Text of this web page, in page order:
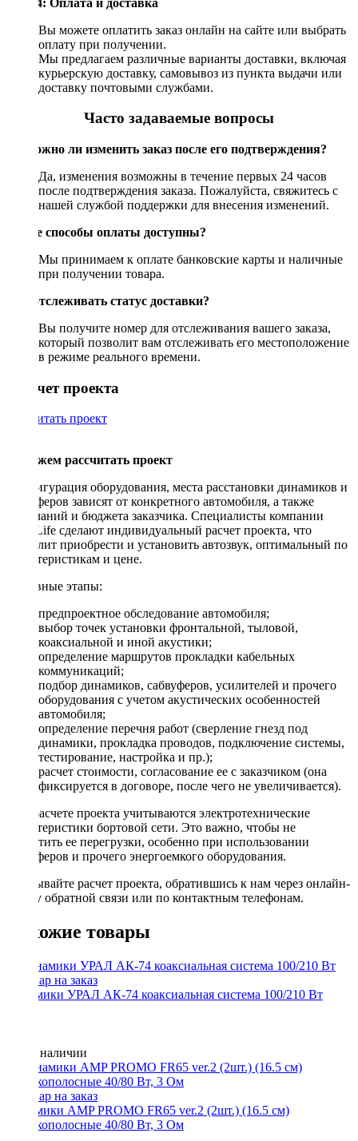
Вы можете оплатить заказ онлайн на сайте или выбрать
оплату при получении.
Мы предлагаем различные варианты доставки, включая
курьерскую доставку, самовывоз из пункта выдачи или
доставку почтовыми службами.
Часто задаваемые вопросы
Возможно ли изменить заказ после его подтверждения?
Да, изменения возможны в течение первых 24 часов
после подтверждения заказа. Пожалуйста, свяжитесь с
нашей службой поддержки для внесения изменений.
Какие способы оплаты доступны?
Мы принимаем к оплате банковские карты и наличные
при получении товара.
Как отслеживать статус доставки?
Вы получите номер для отслеживания вашего заказа,
который позволит вам отслеживать его местоположение
в режиме реального времени.
Рассчет проекта
Рассчитать проект
Поможем рассчитать проект
Конфигурация оборудования, места расстановки динамиков и
сабвуферов зависят от конкретного автомобиля, а также
пожеланий и бюджета заказчика. Специалисты компании
DriveLife сделают индивидуальный расчет проекта, что
позволит приобрести и установить автозвук, оптимальный по
характеристикам и цене.
Основные этапы:
предпроектное обследование автомобиля;
выбор точек установки фронтальной, тыловой,
коаксиальной и иной акустики;
определение маршрутов прокладки кабельных
коммуникаций;
подбор динамиков, сабвуферов, усилителей и прочего
оборудования с учетом акустических особенностей
автомобиля;
определение перечня работ (сверление гнезд под
динамики, прокладка проводов, подключение системы,
тестирование, настройка и пр.);
расчет стоимости, согласование ее с заказчиком (она
фиксируется в договоре, после чего не увеличивается).
При расчете проекта учитываются электротехнические
характеристики бортовой сети. Это важно, чтобы не
допустить ее перегрузки, особенно при использовании
сабвуферов и прочего энергоемкого оборудования.
Заказывайте расчет проекта, обратившись к нам через онлайн-
форму обратной связи или по контактным телефонам.
Похожие товары
Динамики УРАЛ АК-74 коаксиальная система 100/210 Вт
Нет в наличии
Динамики AMP PROMO FR65 ver.2 (2шт.) (16.5 см)
широкополосные 40/80 Вт, 3 Ом